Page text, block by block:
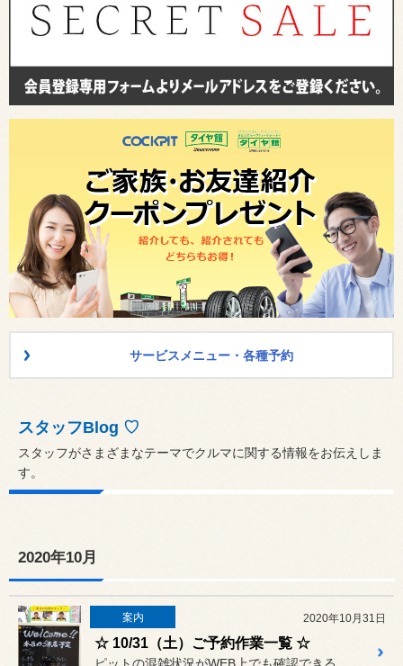
サービスメニュー・各種予約
スタッフBlog ♡
スタッフがさまざまなテーマでクルマに関する情報をお伝えしま
す。
2020年10月
案内 2020年10月31日
☆ 10/31（土）ご予約作業一覧 ☆